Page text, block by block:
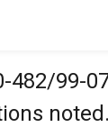
482/99-